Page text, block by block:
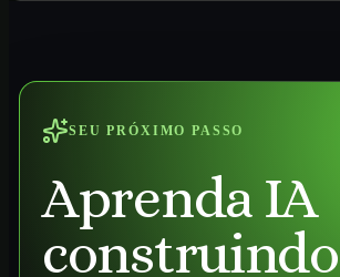
SEU PRÓXIMO PASSO
Aprenda IA